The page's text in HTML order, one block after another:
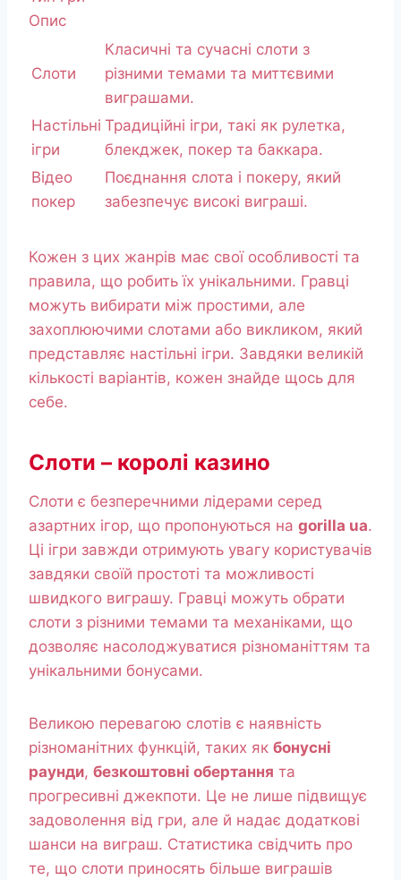
Опис
Слоти
Класичні та сучасні слоти з
різними темами та миттєвими
виграшами.
Настільні
ігри
Традиційні ігри, такі як рулетка,
блекджек, покер та баккара.
Відео
покер
Поєднання слота і покеру, який
забезпечує високі виграші.
Кожен з цих жанрів має свої особливості та
правила, що робить їх унікальними. Гравці
можуть вибирати між простими, але
захоплюючими слотами або викликом, який
представляє настільні ігри. Завдяки великій
кількості варіантів, кожен знайде щось для
себе.
Слоти – королі казино
Слоти є безперечними лідерами серед
азартних ігор, що пропонуються на gorilla ua.
Ці ігри завжди отримують увагу користувачів
завдяки своїй простоті та можливості
швидкого виграшу. Гравці можуть обрати
слоти з різними темами та механіками, що
дозволяє насолоджуватися різноманіттям та
унікальними бонусами.
Великою перевагою слотів є наявність
різноманітних функцій, таких як бонусні
раунди, безкоштовні обертання та
прогресивні джекпоти. Це не лише підвищує
задоволення від гри, але й надає додаткові
шанси на виграш. Статистика свідчить про
те, що слоти приносять більше виграшів